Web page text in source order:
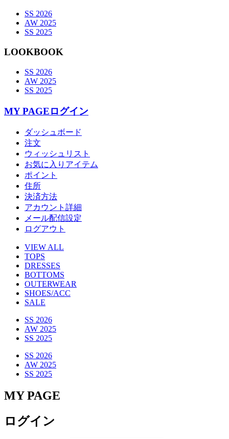
SS 2026
AW 2025
SS 2025
LOOKBOOK
SS 2026
AW 2025
SS 2025
MY PAGEログイン
ダッシュボード
注文
ウィッシュリスト
お気に入りアイテム
ポイント
住所
決済方法
アカウント詳細
メール配信設定
ログアウト
VIEW ALL
TOPS
DRESSES
BOTTOMS
OUTERWEAR
SHOES/ACC
SALE
SS 2026
AW 2025
SS 2025
SS 2026
AW 2025
SS 2025
MY PAGE
ログイン